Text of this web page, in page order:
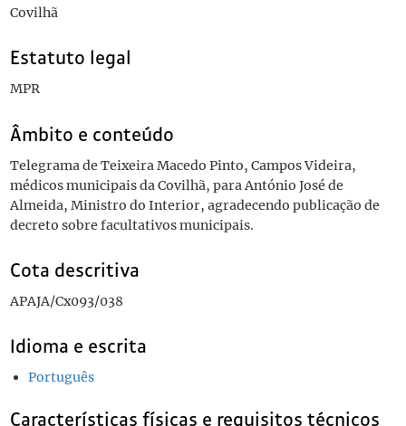
Covilhã
Estatuto legal
MPR
Âmbito e conteúdo
Telegrama de Teixeira Macedo Pinto, Campos Videira,
médicos municipais da Covilhã, para António José de
Almeida, Ministro do Interior, agradecendo publicação de
decreto sobre facultativos municipais.
Cota descritiva
APAJA/Cx093/038
Idioma e escrita
Português
Características físicas e requisitos técnicos